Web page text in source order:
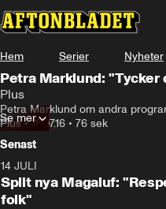
Hem Serier Nyheter
Petra Marklund:
Plus
Petra Marklund om andra
Plus•18.07.16 • 76 sek
Se mer
Senast
14 JULI
Split nya Magaluf:
folk"